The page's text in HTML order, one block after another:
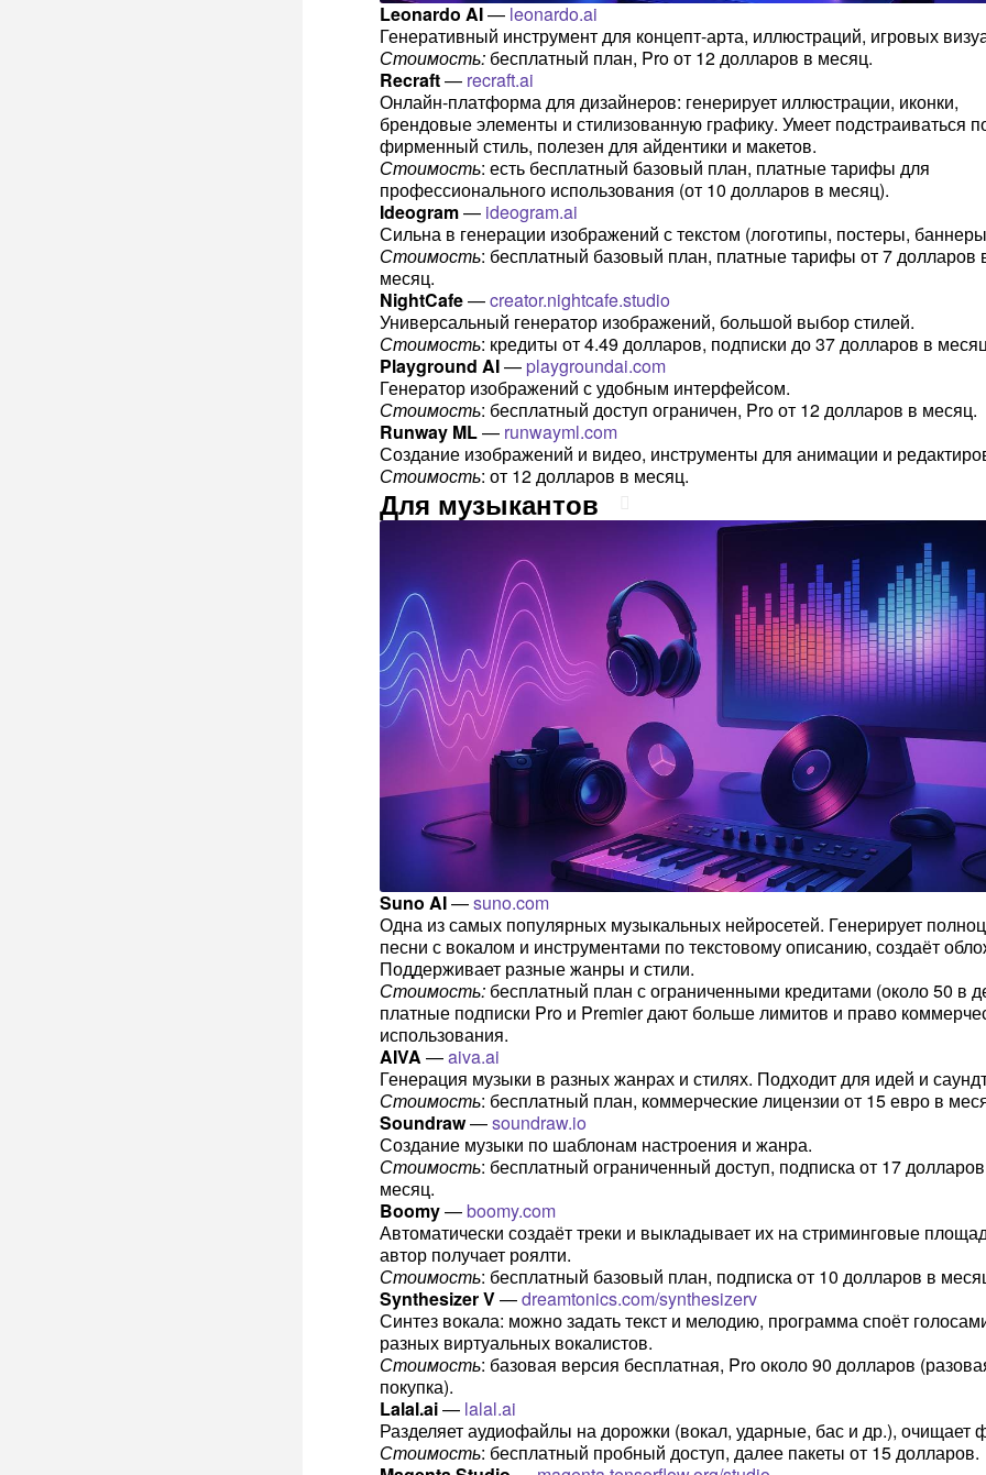
Leonardo AI— leonardo.ai
Генеративный инструмент для концепт-арта, иллюстраций, игровых
Стоимость:бесплатный план, Pro от 12 долларов в месяц.
Recraft— recraft.ai
Онлайн-платформа для дизайнеров: генерирует иллюстрации, иконки,
брендовые элементы и стилизованную графику. Умеет подстраиваться
фирменный стиль, полезен для айдентики и макетов.
Стоимость: есть бесплатный базовый план, платные тарифы для
профессионального использования (от 10 долларов в месяц).
Ideogram— ideogram.ai
Сильна в генерации изображений с текстом (логотипы, постеры,
Стоимость: бесплатный базовый план, платные тарифы от 7 долларов
месяц.
NightCafe—creator.nightcafe.studio
Универсальный генератор изображений, большой выбор стилей.
Стоимость: кредиты от 4.49 долларов, подписки до 37 долларов в
Playground AI—playgroundai.com
Генератор изображений с удобным интерфейсом.
Стоимость: бесплатный доступ ограничен, Pro от 12 долларов в месяц.
Runway ML— runwayml.com
Создание изображений и видео, инструменты для анимации и
Стоимость: от 12 долларов в месяц.
Для музыкантов
Suno AI—suno.com
Одна из самых популярных музыкальных нейросетей. Генерирует
песни с вокалом и инструментами по текстовому описанию, создаёт
Поддерживает разные жанры и стили.
Стоимость: бесплатный план с ограниченными кредитами (около 50 в
платные подписки Pro и Premier дают больше лимитов и право
использования.
AIVA —aiva.ai
Генерация музыки в разных жанрах и стилях. Подходит для идей и
Стоимость: бесплатный план, коммерческие лицензии от 15 евро в
Soundraw—soundraw.io
Создание музыки по шаблонам настроения и жанра.
Стоимость: бесплатный ограниченный доступ, подписка от 17
месяц.
Boomy—boomy.com
Автоматически создаёт треки и выкладывает их на стриминговые
автор получает роялти.
Стоимость: бесплатный базовый план, подписка от 10 долларов в
Synthesizer V—dreamtonics.com/synthesizerv
Синтез вокала: можно задать текст и мелодию, программа споёт
разных виртуальных вокалистов.
Стоимость: базовая версия бесплатная, Pro около 90 долларов
покупка).
Lalal.ai— lalal.ai
Разделяет аудиофайлы на дорожки (вокал, ударные, бас и др.), очищает
Стоимость: бесплатный пробный доступ, далее пакеты от 15 долларов.